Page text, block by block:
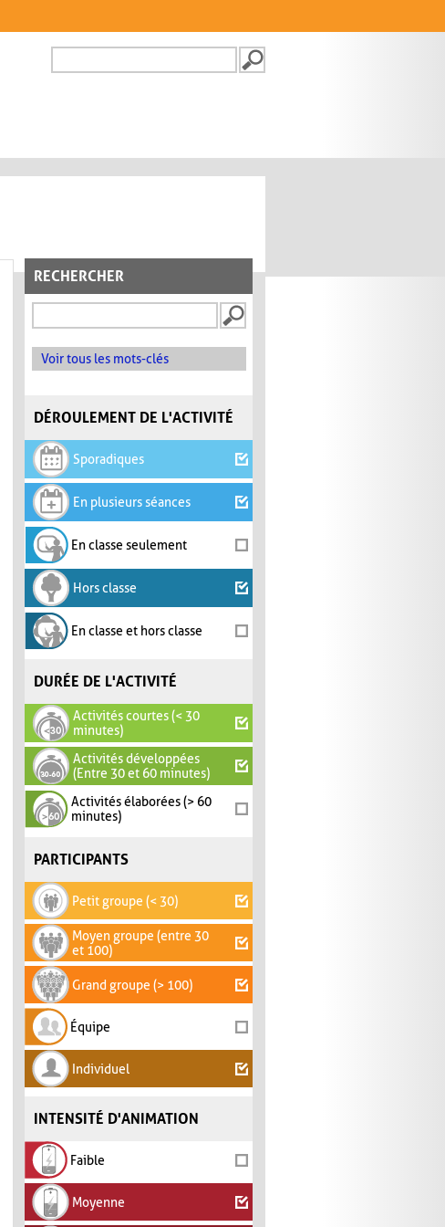
FORMULAIRE DE
RECHERCHER
Voir tous les mots-clés
DÉROULEMENT DE L'ACTIVITÉ
Sporadiques
En plusieurs séances
En classe seulement
Hors classe
En classe et hors classe
DURÉE DE L'ACTIVITÉ
Activités courtes (< 30
minutes)
Activités développées
(Entre 30 et 60 minutes)
Activités élaborées (> 60
minutes)
PARTICIPANTS
Petit groupe (< 30)
Moyen groupe (entre 30
et 100)
Grand groupe (> 100)
Équipe
Individuel
INTENSITÉ D'ANIMATION
Faible
Moyenne